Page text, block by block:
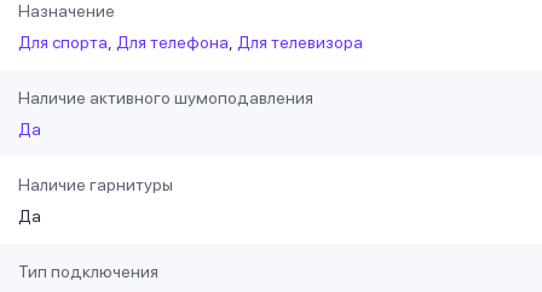
Назначение
Для спорта Для телефона Для телевизора
Наличие активного шумоподавления
Да
Наличие гарнитуры
Да
Тип подключения